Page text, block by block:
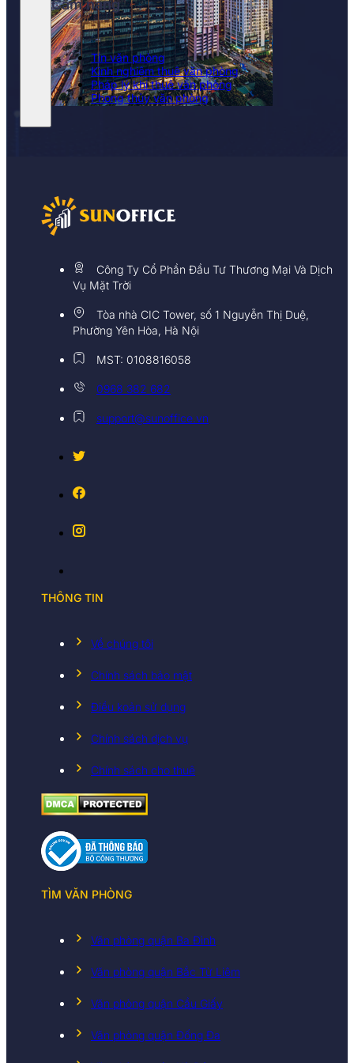
Cẩm nang
Tin văn phòng
Kinh nghiệm thuê văn phòng
Pháp lý khi thuê văn phòng
Phong thủy văn phòng
Công Ty Cổ Phần Đầu Tư Thương Mại Và Dịch
Vụ Mặt Trời
Tòa nhà CIC Tower, số 1 Nguyễn Thị Duệ,
Phường Yên Hòa, Hà Nội
MST: 0108816058
0968 382 682
support@sunoffice.vn
THÔNG TIN
Về chúng tôi
Chính sách bảo mật
Điều koản sử dụng
Chính sách dịch vụ
Chính sách cho thuê
TÌM VĂN PHÒNG
Văn phòng quận Ba Đình
Văn phòng quận Bắc Từ Liêm
Văn phòng quận Cầu Giấy
Văn phòng quận Đống Đa